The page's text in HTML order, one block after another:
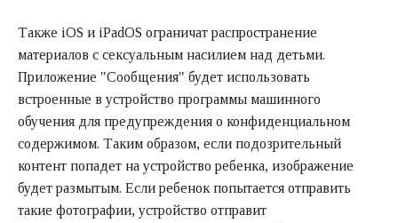
Также iOS и iPadOS ограничат распространение
материалов с сексуальным насилием над детьми.
Приложение "Сообщения" будет использовать
встроенные в устройство программы машинного
обучения для предупреждения о конфиденциальном
содержимом. Таким образом, если подозрительный
контент попадет на устройство ребенка, изображение
будет размытым. Если ребенок попытается отправить
такие фотографии, устройство отправит